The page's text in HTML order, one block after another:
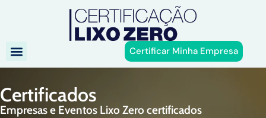
Certificar Minha Empresa
Certificados
Empresas e Eventos Lixo Zero certificados